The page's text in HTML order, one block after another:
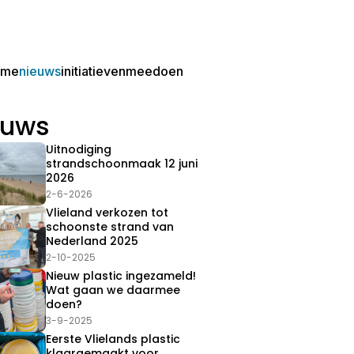
nieuwsinitiatievenmeedoen
Uitnodiging
strandschoonmaak 12 juni
2026
2-6-2026
Vlieland verkozen tot
schoonste strand van
Nederland 2025
2-10-2025
Nieuw plastic ingezameld!
Wat gaan we daarmee
doen?
3-9-2025
Eerste Vlielands plastic